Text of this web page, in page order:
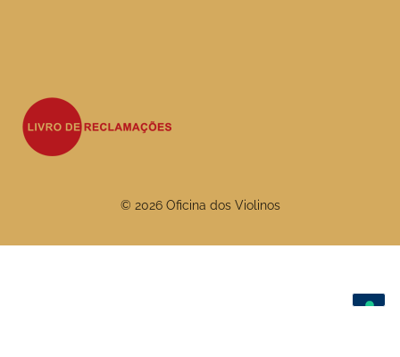
© 2026 Oficina dos Violinos